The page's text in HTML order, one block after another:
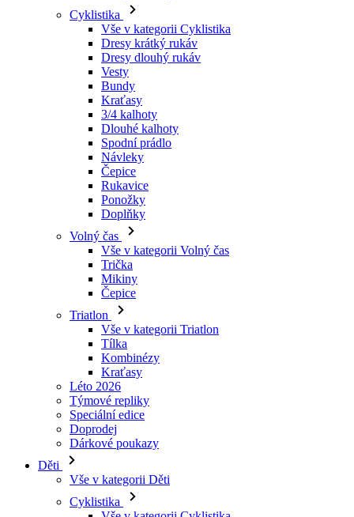
Cyklistika
Vše v kategorii Cyklistika
Dresy krátký rukáv
Dresy dlouhý rukáv
Vesty
Bundy
Kraťasy
3/4 kalhoty
Dlouhé kalhoty
Spodní prádlo
Návleky
Čepice
Rukavice
Ponožky
Doplňky
Volný čas
Vše v kategorii Volný čas
Trička
Mikiny
Čepice
Triatlon
Vše v kategorii Triatlon
Tílka
Kombinézy
Kraťasy
Léto 2026
Týmové repliky
Speciální edice
Doprodej
Dárkové poukazy
Děti
Vše v kategorii Děti
Cyklistika